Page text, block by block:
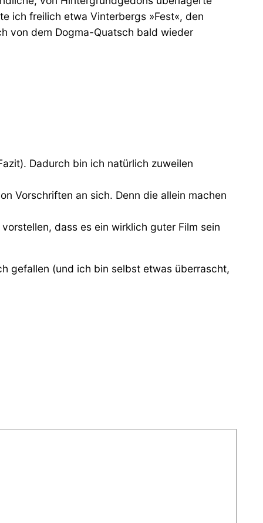
ich freilich etwa Vinterbergs »Fest«, den
von dem Dogma-Quatsch bald wieder
Dadurch bin ich natürlich zuweilen
Vorschriften an sich. Denn die allein machen
dass es ein wirklich guter Film sein
gefallen (und ich bin selbst etwas überrascht,